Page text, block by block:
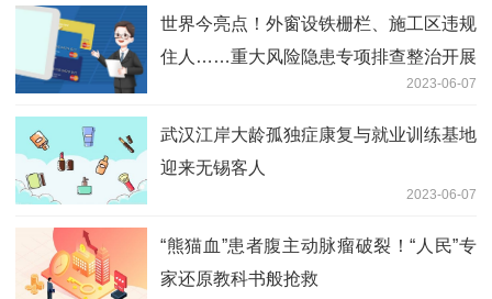
世界今亮点！外窗设铁栅栏、施工区违规
住人……重大风险隐患专项排查整治开展
2023-06-07
武汉江岸大龄孤独症康复与就业训练基地
迎来无锡客人
2023-06-07
“熊猫血”患者腹主动脉瘤破裂！“人民”专
家还原教科书般抢救